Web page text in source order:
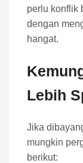
perlu konflik
dengan
hangat.
Lebih
Jika
mungkin
berikut: